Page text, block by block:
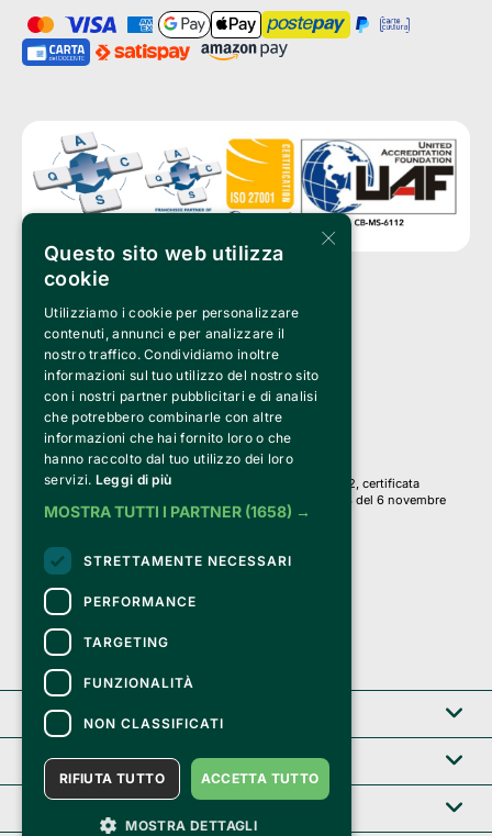
Clappit è un marchio di proprietà di:
Bemils Srl
a Socio Unico
Via Fosse Ardeatine, 4 -20092 Cinisello Balsamo (MI)
PI 05589050961
Iscr. C.C.I.A.A. Milano R.E.A. 1833471
© 2010-2025 Bemils Srl - Tutti i diritti riservati
Credits:
Clappit è basato sulla piattaforma di biglietteria Belive 6.2, certificata
dall’Agenzia delle Entrate con protocollo n. 2025/445474 del 6 novembre
2025.
Su Clappit i tuoi acquisti ed i tuoi dati
sono sicuri e protetti da un certificato SSL
con crittografia a 128 bit.
Clappit
Help center
×
Questo sito web utilizza
cookie
Utilizziamo i cookie per personalizzare
contenuti, annunci e per analizzare il
nostro traffico. Condividiamo inoltre
informazioni sul tuo utilizzo del nostro sito
con i nostri partner pubblicitari e di analisi
che potrebbero combinarle con altre
informazioni che hai fornito loro o che
hanno raccolto dal tuo utilizzo dei loro
servizi. Leggi di più
MOSTRA TUTTI I PARTNER (1658) →
STRETTAMENTE NECESSARI
PERFORMANCE
TARGETING
FUNZIONALITÀ
NON CLASSIFICATI
ACCETTA TUTTO
RIFIUTA TUTTO
MOSTRA DETTAGLI